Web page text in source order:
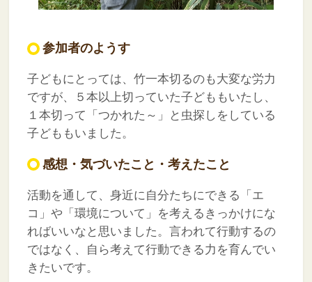
参加者のようす
子どもにとっては、竹一本切るのも大変な労力
ですが、５本以上切っていた子どももいたし、
１本切って「つかれた～」と虫探しをしている
子どももいました。
感想・気づいたこと・考えたこと
活動を通して、身近に自分たちにできる「エ
コ」や「環境について」を考えるきっかけにな
ればいいなと思いました。言われて行動するの
ではなく、自ら考えて行動できる力を育んでい
きたいです。